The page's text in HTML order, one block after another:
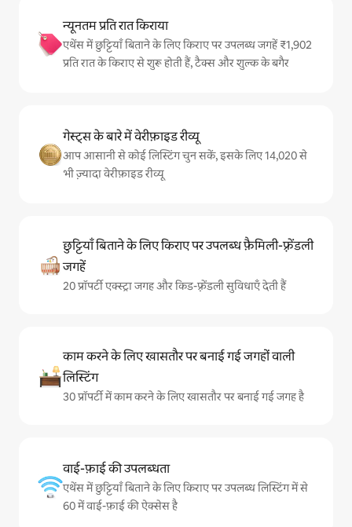
न्यूनतम प्रति रात किराया
एथेंस में छुट्टियाँ बिताने के लिए किराए पर उपलब्ध जगहें ₹1,902
प्रति रात के किराए से शुरू होती हैं, टैक्स और शुल्क के बगैर
गेस्ट्स के बारे में वेरीफ़ाइड रीव्यू
आप आसानी से कोई लिस्टिंग चुन सकें, इसके लिए 14,020 से
भी ज़्यादा वेरीफ़ाइड रीव्यू
छुट्टियाँ बिताने के लिए किराए पर उपलब्ध फ़ैमिली-फ़्रेंडली
जगहें
20 प्रॉपर्टी एक्स्ट्रा जगह और किड-फ़्रेंडली सुविधाएँ देती हैं
काम करने के लिए खासतौर पर बनाई गई जगहों वाली
लिस्टिंग
30 प्रॉपर्टी में काम करने के लिए खासतौर पर बनाई गई जगह है
वाई-फ़ाई की उपलब्धता
एथेंस में छुट्टियाँ बिताने के लिए किराए पर उपलब्ध लिस्टिंग में से
60 में वाई-फ़ाई की ऐक्सेस है